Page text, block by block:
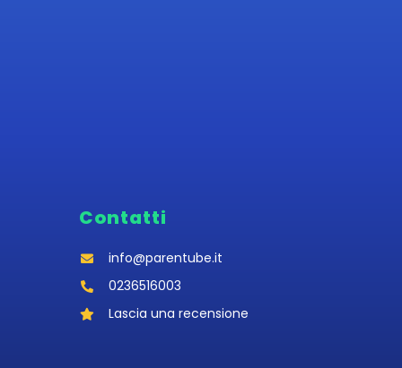
Contatti
info@parentube.it
0236516003‬
Lascia una recensione